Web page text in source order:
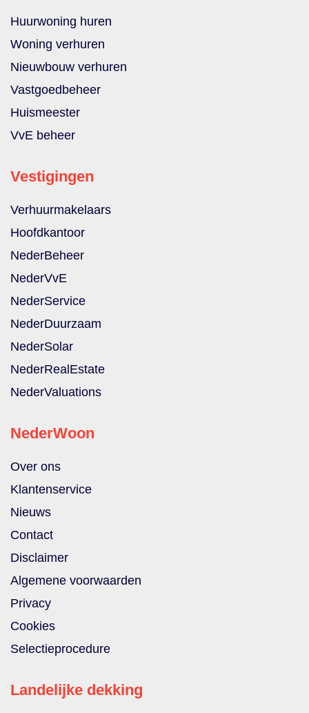
Huurwoning huren
Woning verhuren
Nieuwbouw verhuren
Vastgoedbeheer
Huismeester
VvE beheer
Vestigingen
Verhuurmakelaars
Hoofdkantoor
NederBeheer
NederVvE
NederService
NederDuurzaam
NederSolar
NederRealEstate
NederValuations
NederWoon
Over ons
Klantenservice
Nieuws
Contact
Disclaimer
Algemene voorwaarden
Privacy
Cookies
Selectieprocedure
Landelijke dekking